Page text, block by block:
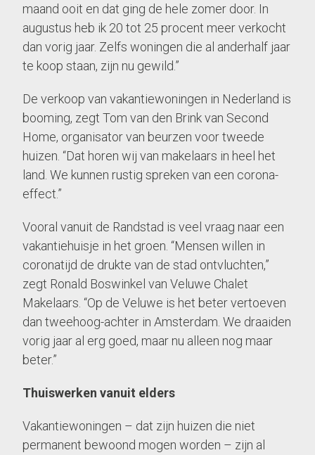
maand ooit en dat ging de hele zomer door. In
augustus heb ik 20 tot 25 procent meer verkocht
dan vorig jaar. Zelfs woningen die al anderhalf jaar
te koop staan, zijn nu gewild.”
De verkoop van vakantiewoningen in Nederland is
booming, zegt Tom van den Brink van Second
Home, organisator van beurzen voor tweede
huizen. “Dat horen wij van makelaars in heel het
land. We kunnen rustig spreken van een corona-
effect.”
Vooral vanuit de Randstad is veel vraag naar een
vakantiehuisje in het groen. “Mensen willen in
coronatijd de drukte van de stad ontvluchten,”
zegt Ronald Boswinkel van Veluwe Chalet
Makelaars. “Op de Veluwe is het beter vertoeven
dan tweehoog-achter in Amsterdam. We draaiden
vorig jaar al erg goed, maar nu alleen nog maar
beter.”
Thuiswerken vanuit elders
Vakantiewoningen – dat zijn huizen die niet
permanent bewoond mogen worden – zijn al